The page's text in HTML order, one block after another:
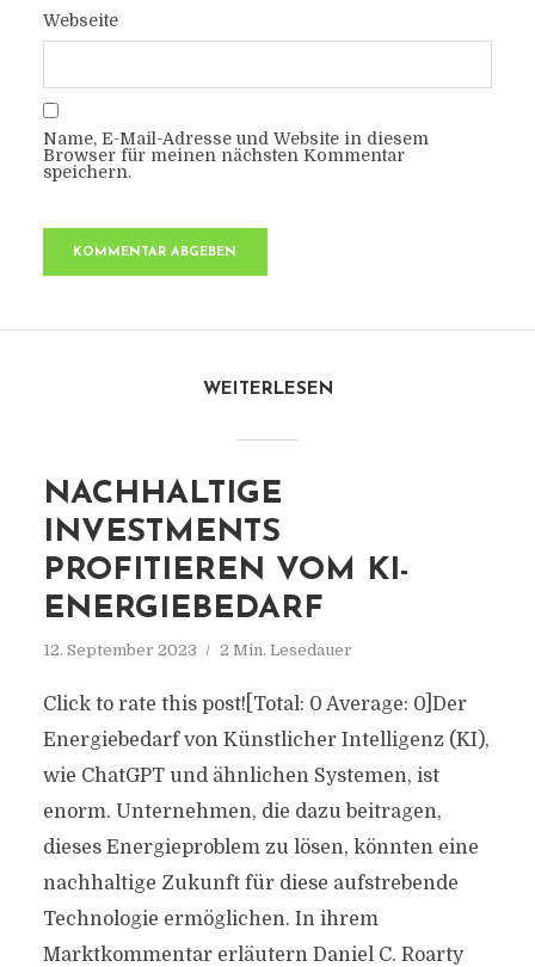
Webseite
Name, E-Mail-Adresse und Website in diesem
Browser für meinen nächsten Kommentar
speichern.
WEITERLESEN
NACHHALTIGE
INVESTMENTS
PROFITIEREN VOM KI-
ENERGIEBEDARF
12. September 2023 2 Min. Lesedauer
Click to rate this post![Total: 0 Average: 0]Der
Energiebedarf von Künstlicher Intelligenz (KI),
wie ChatGPT und ähnlichen Systemen, ist
enorm. Unternehmen, die dazu beitragen,
dieses Energieproblem zu lösen, könnten eine
nachhaltige Zukunft für diese aufstrebende
Technologie ermöglichen. In ihrem
Marktkommentar erläutern Daniel C. Roarty